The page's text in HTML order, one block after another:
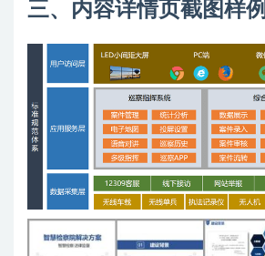
三、内容详情页截图样例